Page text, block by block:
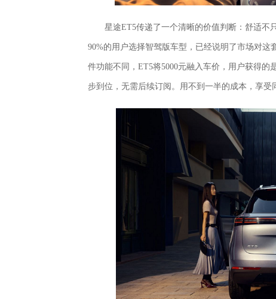
星途ET5传递了一个清晰的价值判断：舒适不
90%的用户选择智驾版车型，已经说明了市场对
件功能不同，ET5将5000元融入车价，用户获得的
步到位，无需后续订阅。用不到一半的成本，享受